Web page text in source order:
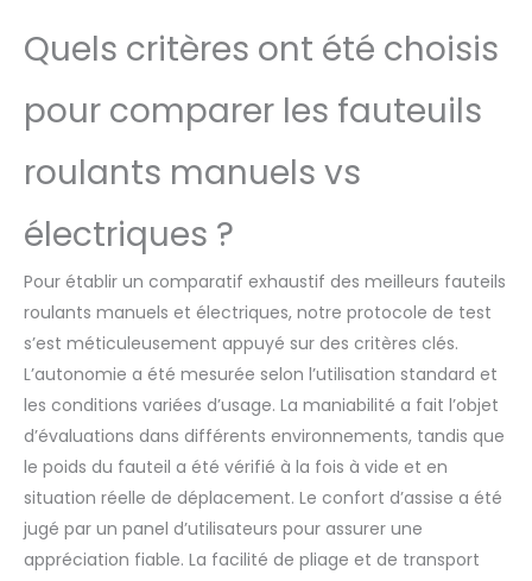
Quels critères ont été choisis
pour comparer les fauteuils
roulants manuels vs
électriques ?
Pour établir un comparatif exhaustif des meilleurs fauteils
roulants manuels et électriques, notre protocole de test
s’est méticuleusement appuyé sur des critères clés.
L’autonomie a été mesurée selon l’utilisation standard et
les conditions variées d’usage. La maniabilité a fait l’objet
d’évaluations dans différents environnements, tandis que
le poids du fauteil a été vérifié à la fois à vide et en
situation réelle de déplacement. Le confort d’assise a été
jugé par un panel d’utilisateurs pour assurer une
appréciation fiable. La facilité de pliage et de transport